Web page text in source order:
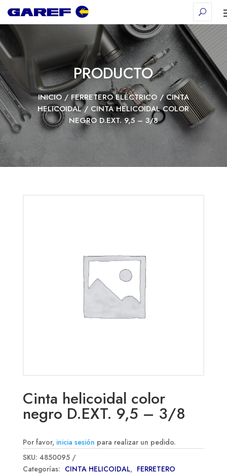
PRODUCTO
INICIO/FERRETERO ELÉCTRICO/CINTA
HELICOIDAL/ CINTA HELICOIDAL COLOR
NEGRO D.EXT. 9,5 – 3/8
Cinta helicoidal color
negro D.EXT. 9,5 – 3/8
Por favor, inicia sesión para realizar un pedido.
SKU: 4850095
Categorías: CINTA HELICOIDAL, FERRETERO